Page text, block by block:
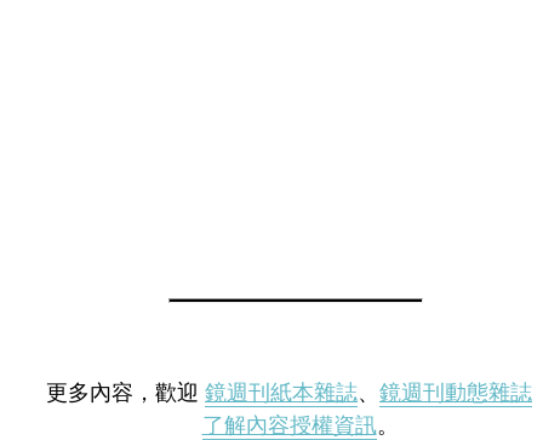
更多內容，歡迎 鏡週刊紙本雜誌、 鏡週刊動態雜誌
了解內容授權資訊。